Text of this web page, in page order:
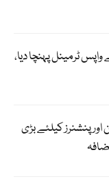
ٹرمینل پہنچا دیا،
پنشنرز کیلئے بڑی